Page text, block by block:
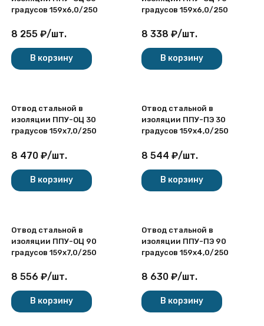
градусов 159х6,0/250
8 255 ₽/шт.
В корзину
градусов 159х6,0/250
8 338 ₽/шт.
В корзину
Отвод стальной в
изоляции ППУ-ОЦ 30
градусов 159х7,0/250
8 470 ₽/шт.
В корзину
Отвод стальной в
изоляции ППУ-ПЭ 30
градусов 159х4,0/250
8 544 ₽/шт.
В корзину
Отвод стальной в
изоляции ППУ-ОЦ 90
градусов 159х7,0/250
8 556 ₽/шт.
В корзину
Отвод стальной в
изоляции ППУ-ПЭ 90
градусов 159х4,0/250
8 630 ₽/шт.
В корзину